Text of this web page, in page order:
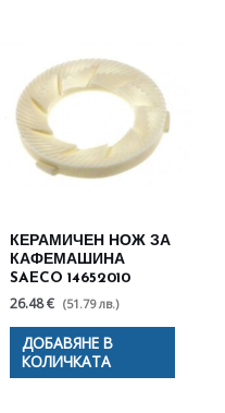
КЕРАМИЧЕН НОЖ ЗА
КАФЕМАШИНА
SAECO 14652010
26.48 € (51.79 лв.)
ДОБАВЯНЕ В
КОЛИЧКАТА